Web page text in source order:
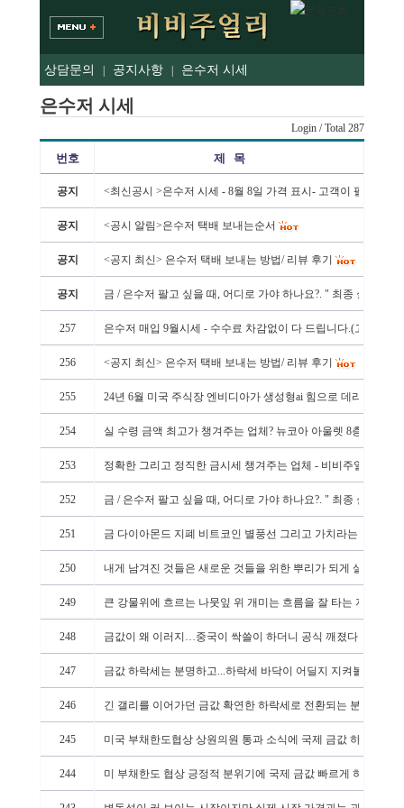
상담문의 공지사항 은수저 시세
은수저 시세
Login / Total 287
번호 제 목
공지 <최신공시 >은수저 시세 - 8월 8일 가격 표시- 고객이 팔 때 - 1
공지 <공시 알림>은수저 택배 보내는순서
공지 <공지 최신> 은수저 택배 보내는 방법/ 리뷰 후기
공지 금 / 은수저 팔고 싶을 때, 어디로 가야 하나요?. " 최종 실 수령
257 은수저 매입 9월시세 - 수수료 차감없이 다 드립니다.(고객이 팔
256 <공지 최신> 은수저 택배 보내는 방법/ 리뷰 후기
255 24년 6월 미국 주식장 엔비디아가 생성형ai 힘으로 데리고 다
254 실 수령 금액 최고가 챙겨주는 업체? 뉴코아 아울렛 8층에 있습
253 정확한 그리고 정직한 금시세 챙겨주는 업체 - 비비주얼리 - 뉴
252 금 / 은수저 팔고 싶을 때, 어디로 가야 하나요?. " 최종 실 수령
251 금 다이아몬드 지폐 비트코인 별풍선 그리고 가치라는 암묵적
250 내게 남겨진 것들은 새로운 것들을 위한 뿌리가 되게 살자
249 큰 강물위에 흐르는 나뭇잎 위 개미는 흐름을 잘 타는 지혜가
248 금값이 왜 이러지…중국이 싹쓸이 하더니 공식 깨졌다 [기사인
247 금값 하락세는 분명하고...하락세 바닥이 어딜지 지켜볼 타임.
246 긴 갤리를 이어가던 금값 확연한 하락세로 전환되는 분위기...
245 미국 부채한도협상 상원의원 통과 소식에 국제 금값 하락세로
244 미 부채한도 협상 긍정적 분위기에 국제 금값 빠르게 하향 안정